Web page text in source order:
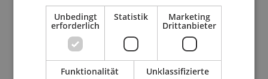
Warum der Anti-Stress-Kurs schlechte
Arbeitsbedingungen nicht heilt
Unbedingt
erforderlich
Statistik Marketing
Drittanbieter
Funktionalität Unklassifizierte